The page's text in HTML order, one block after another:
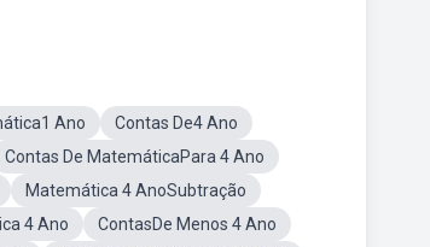
Ano
Contas De4 Ano
Contas De MatemáticaPara 4 Ano
Matemática 4 AnoSubtração
4 Ano
ContasDe Menos 4 Ano